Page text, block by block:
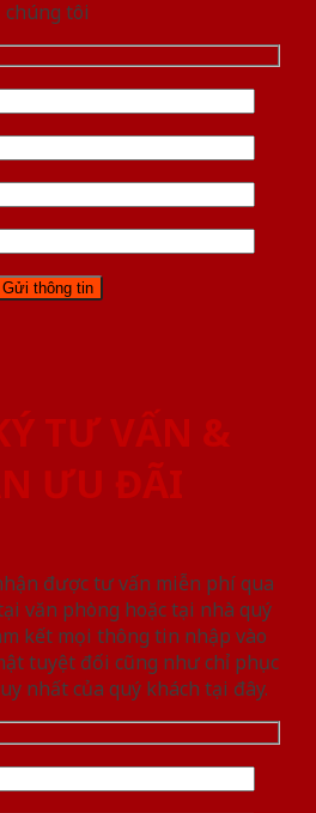
chúng tôi
TƯ VẤN &
ƯU ĐÃI
được tư vấn miễn phí qua
văn phòng hoặc tại nhà quý
kết mọi thông tin nhập vào
tuyệt đối cũng như chỉ phục
nhất của quý khách tại đây.